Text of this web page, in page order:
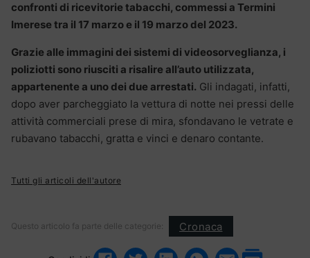
confronti di ricevitorie tabacchi, commessi a Termini
Imerese tra il 17 marzo e il 19 marzo del 2023.
Grazie alle immagini dei sistemi di videosorveglianza, i
poliziotti sono riusciti a risalire all’auto utilizzata,
appartenente a uno dei due arrestati. Gli indagati, infatti,
dopo aver parcheggiato la vettura di notte nei pressi delle
attività commerciali prese di mira, sfondavano le vetrate e
rubavano tabacchi, gratta e vinci e denaro contante.
Tutti gli articoli dell'autore
Questo articolo fa parte delle categorie: Cronaca